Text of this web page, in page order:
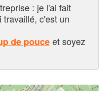
: je l'ai fait
c'est un
de pouceet soyez